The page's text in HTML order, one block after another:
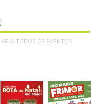
VEJA TODOS OS EVENTOS